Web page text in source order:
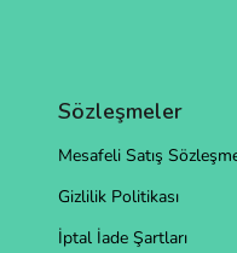
Sözleşmeler
Mesafeli Satış
Gizlilik Politikası
İptal İade Şartları